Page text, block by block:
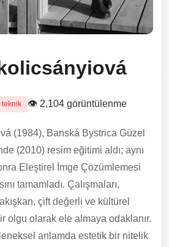
teknik 👁 2,104 görüntülenme
(1984), Banská Bystrica Güzel
(2010) resim eğitimi aldı; aynı
Eleştirel İmge Çözümlemesi
tamamladı. Çalışmaları,
çift değerli ve kültürel
olgu olarak ele almaya odaklanır.
anlamda estetik bir nitelik